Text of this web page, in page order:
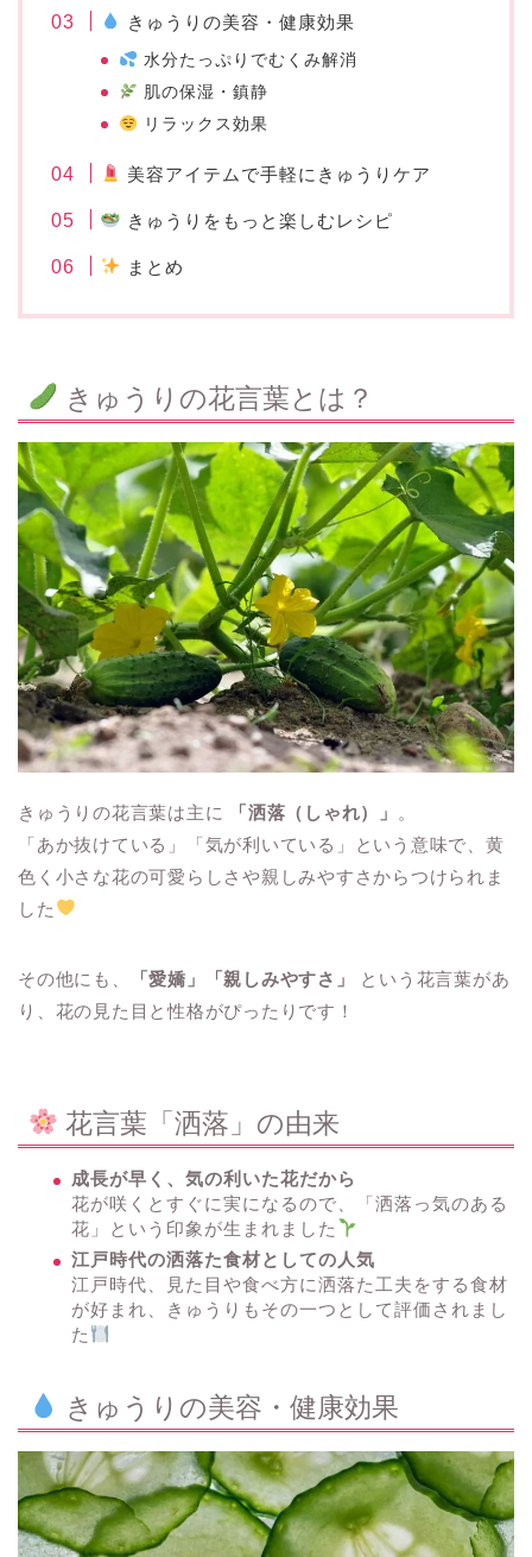
きゅうりの美容・健康効果
水分たっぷりでむくみ解消
肌の保湿・鎮静
リラックス効果
美容アイテムで手軽にきゅうりケア
きゅうりをもっと楽しむレシピ
まとめ
きゅうりの花言葉とは？
きゅうりの花言葉は主に 「洒落（しゃれ）」
。
「あか抜けている」「気が利いている」という意味で、黄
色く小さな花の可愛らしさや親しみやすさからつけられま
した
その他にも、 「愛嬌」「親しみやすさ」
という花言葉があ
り、花の見た目と性格がぴったりです！
花言葉「洒落」の由来
成長が早く、気の利いた花だから
花が咲くとすぐに実になるので、「洒落っ気のある
花」という印象が生まれました
江戸時代の洒落た食材としての人気
江戸時代、見た目や食べ方に洒落た工夫をする食材
が好まれ、きゅうりもその一つとして評価されまし
た
きゅうりの美容・健康効果